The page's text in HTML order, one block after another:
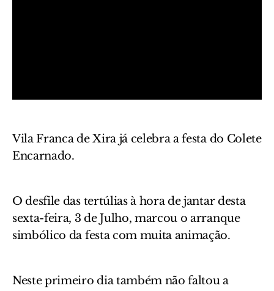
Vila Franca de Xira já celebra a festa do Colete
Encarnado.
O desfile das tertúlias à hora de jantar desta
sexta-feira, 3 de Julho, marcou o arranque
simbólico da festa com muita animação.
Neste primeiro dia também não faltou a